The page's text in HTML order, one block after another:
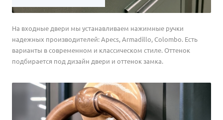
На входные двери мы устанавливаем нажимные ручки
надежных производителей: Apecs, Armadillo, Colombo. Есть
варианты в современном и классическом стиле. Оттенок
подбирается под дизайн двери и оттенок замка.